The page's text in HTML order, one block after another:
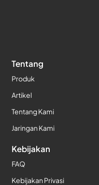
Tentang
Produk
Artikel
Tentang Kami
Jaringan Kami
Kebijakan
FAQ
Kebijakan Privasi